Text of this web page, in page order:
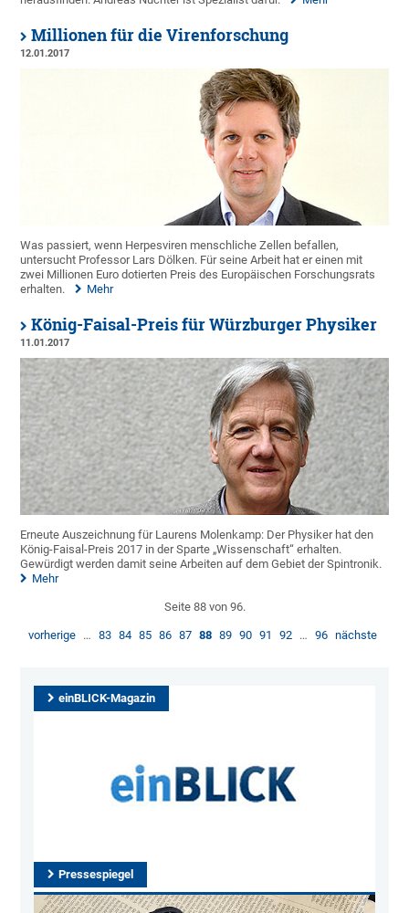
Millionen für die Virenforschung
12.01.2017
Was passiert, wenn Herpesviren menschliche Zellen befallen,
untersucht Professor Lars Dölken. Für seine Arbeit hat er einen mit
zwei Millionen Euro dotierten Preis des Europäischen Forschungsrats
erhalten.
Mehr
König-Faisal-Preis für Würzburger Physiker
11.01.2017
Erneute Auszeichnung für Laurens Molenkamp: Der Physiker hat den
König-Faisal-Preis 2017 in der Sparte „Wissenschaft“ erhalten.
Gewürdigt werden damit seine Arbeiten auf dem Gebiet der Spintronik.
Mehr
Seite 88 von 96.
vorherige … 83 84 85 86 87 88 89 90 91 92 … 96 nächste
einBLICK-Magazin
Pressespiegel